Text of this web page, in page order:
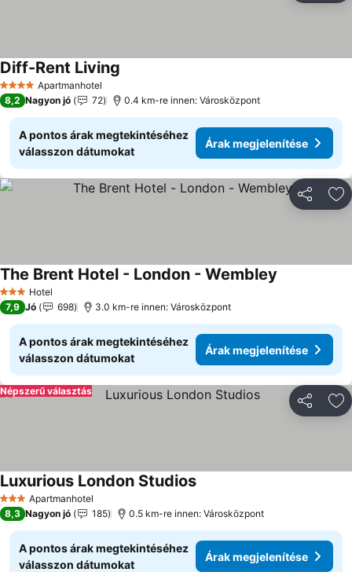
4 KategóriaApartmanhotel
Diff-Rent Living
8,2 Nagyon jó 72 0.4 km-re innen: Városközpont
A pontos árak megtekintéséhez
válasszon dátumokat
Árak megjelenítése
3 Kategória
Hotel
The Brent Hotel - London - Wembley
7,9 Jó 698 3.0 km-re innen: Városközpont
A pontos árak megtekintéséhez
válasszon dátumokat
Árak megjelenítése
Népszerű választás
3 KategóriaApartmanhotel
Luxurious London StudiosÁrak megjelenítése
8,3 Nagyon jó 185 0.5 km-re innen: Városközpont
A pontos árak megtekintéséhez
válasszon dátumokat
Árak megjelenítése